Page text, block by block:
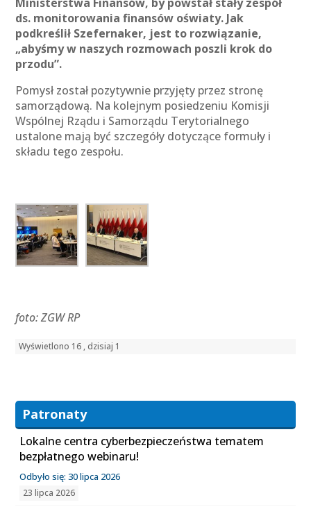
ds. monitorowania finansów oświaty. Jak
podkreślił Szefernaker, jest to rozwiązanie,
„abyśmy w naszych rozmowach poszli krok do
przodu”.
Pomysł został pozytywnie przyjęty przez stronę
samorządową. Na kolejnym posiedzeniu Komisji
Wspólnej Rządu i Samorządu Terytorialnego
ustalone mają być szczegóły dotyczące formuły i
składu tego zespołu.
foto: ZGW RP
Wyświetlono 16 , dzisiaj 1
Patronaty
Lokalne centra cyberbezpieczeństwa tematem
bezpłatnego webinaru!
Odbyło się: 30 lipca 2026
23 lipca 2026